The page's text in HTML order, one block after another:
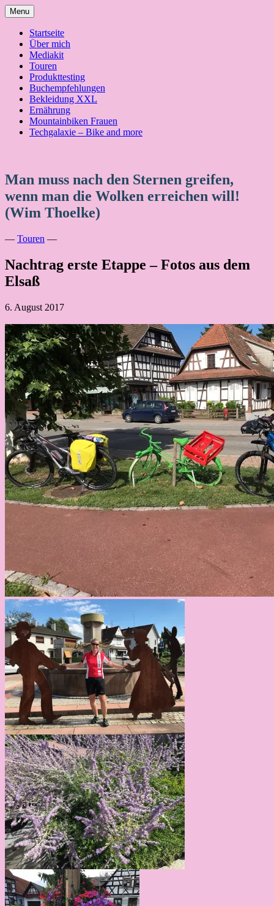
Skip
to
content
Menu
Startseite
Über mich
Mediakit
Touren
Produkttesting
Buchempfehlungen
Bekleidung XXL
Ernährung
Mountainbiken Frauen
Techgalaxie – Bike and more
Man muss nach den Sternen greifen,
wenn man die Wolken erreichen will!
(Wim Thoelke)
— Touren —
Nachtrag erste Etappe – Fotos aus dem
Elsaß
6. August 2017